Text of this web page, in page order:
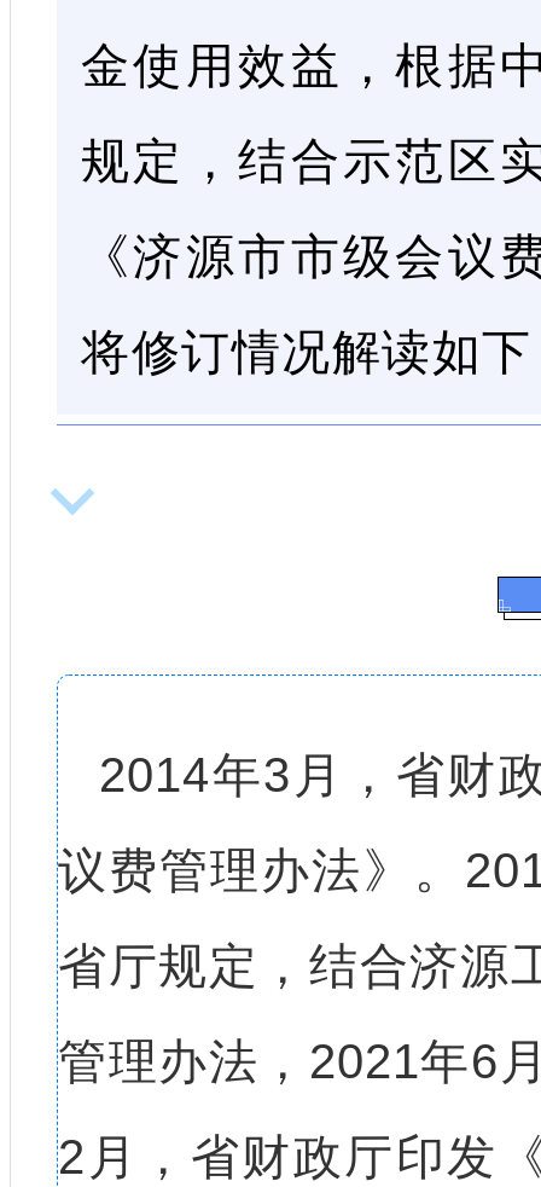
金使用效益，根据
规定，结合示范区
《济源市市级会议
将修订情况解读如
2014年3月，省财
议费管理办法》。20
省厅规定，结合济源
管理办法，2021年6
2月，省财政厅印发